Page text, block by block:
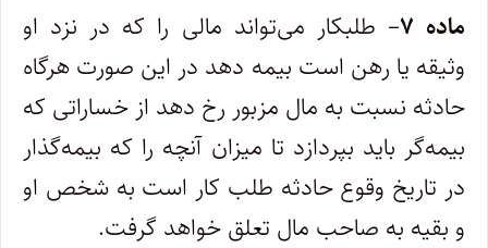
ماده ۷
– طلبکار می‌تواند مالی را که در نزد او
وثیقه یا رهن است بیمه دهد در این صورت هرگاه
حادثه نسبت به مال مزبور رخ دهد از خساراتی که
بیمه‌گر باید بپردازد تا میزان آنچه را که بیمه‌گذار
در تاریخ وقوع حادثه طلب کار است به شخص او
و بقیه به صاحب مال تعلق خواهد گرفت.